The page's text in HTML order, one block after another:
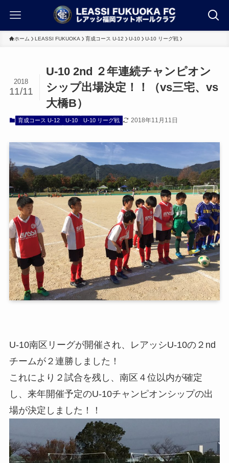
ホーム LEASSI FUKUOKA 育成コース U-12 U-10 U-10 リーグ戦
U-10 2nd ２年連続チャンピオン
シップ出場決定！！（vs三宅、vs
大橋B）
2018
11/11
育成コース U-12 U-10 U-10 リーグ戦 2018年11月11日
U-10南区リーグが開催され、レアッシU-10の２nd
チームが２連勝しました！
これにより２試合を残し、南区４位以内が確定
し、来年開催予定のU-10チャンピオンシップの出
場が決定しました！！